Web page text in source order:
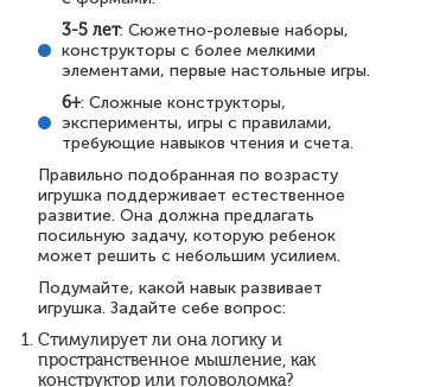
3-5 лет: Сюжетно-ролевые наборы,
конструкторы с более мелкими
элементами, первые настольные игры.
6+: Сложные конструкторы,
эксперименты, игры с правилами,
требующие навыков чтения и счета.
Правильно подобранная по возрасту
игрушка поддерживает естественное
развитие. Она должна предлагать
посильную задачу, которую ребенок
может решить с небольшим усилием.
Подумайте, какой навык развивает
игрушка. Задайте себе вопрос:
Стимулирует ли она логику и
пространственное мышление, как
конструктор или головоломка?